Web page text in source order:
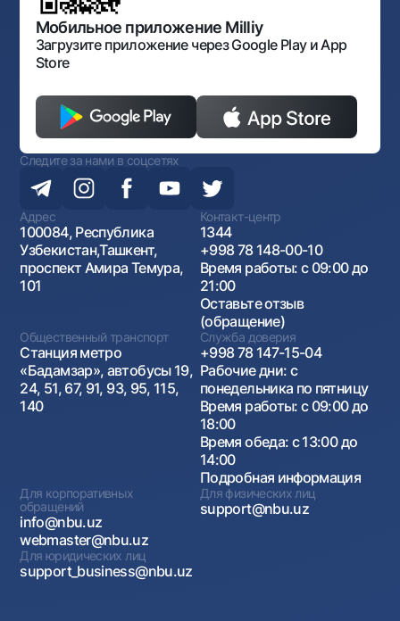
Открытые данные
Антимонопольный комплаенс
Мобильное приложение Milliy
Загрузите приложение через Google Play и App
Store
Следите за нами в соцсетях
Адрес
100084, Республика
Узбекистан,Ташкент,
проспект Амира Темура,
101
Контакт-центр
1344
+998 78 148-00-10
Время работы: с 09:00 до
21:00
Оставьте отзыв
(обращение)
Общественный транспорт
Станция метро
«Бадамзар», автобусы 19,
24, 51, 67, 91, 93, 95, 115,
140
Служба доверия
+998 78 147-15-04
Рабочие дни: с
понедельника по пятницу
Время работы: с 09:00 до
18:00
Время обеда: с 13:00 до
14:00
Подробная информация
Для корпоративных
обращений
info@nbu.uz
webmaster@nbu.uz
Для физических лиц
support@nbu.uz
Для юридических лиц
support_business@nbu.uz